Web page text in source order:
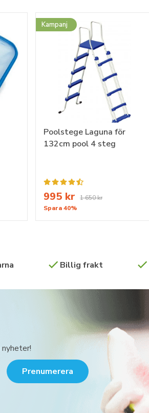
Kampanj
Poolstege Laguna för
132cm pool 4 steg
995 kr
1 650 kr
Spara 40%
Billig frakt
Prenumerera